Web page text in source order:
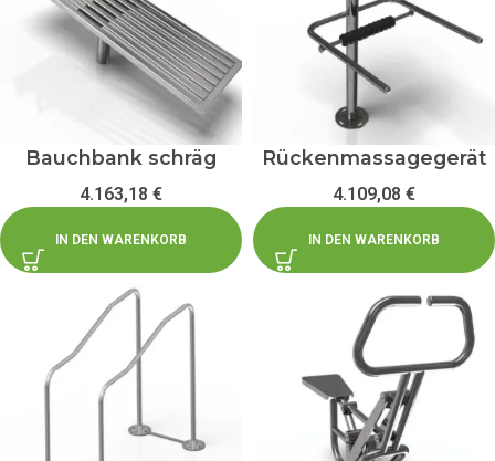
Bauchbank schräg
4.163,18 €
IN DEN WARENKORB
Rückenmassagegerät
4.109,08 €
IN DEN WARENKORB